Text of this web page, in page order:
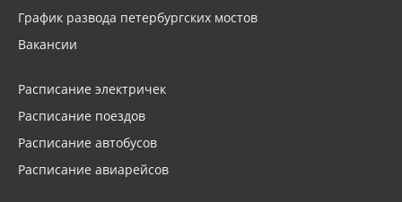
График развода петербургских мостов
Вакансии
Расписание электричек
Расписание поездов
Расписание автобусов
Расписание авиарейсов